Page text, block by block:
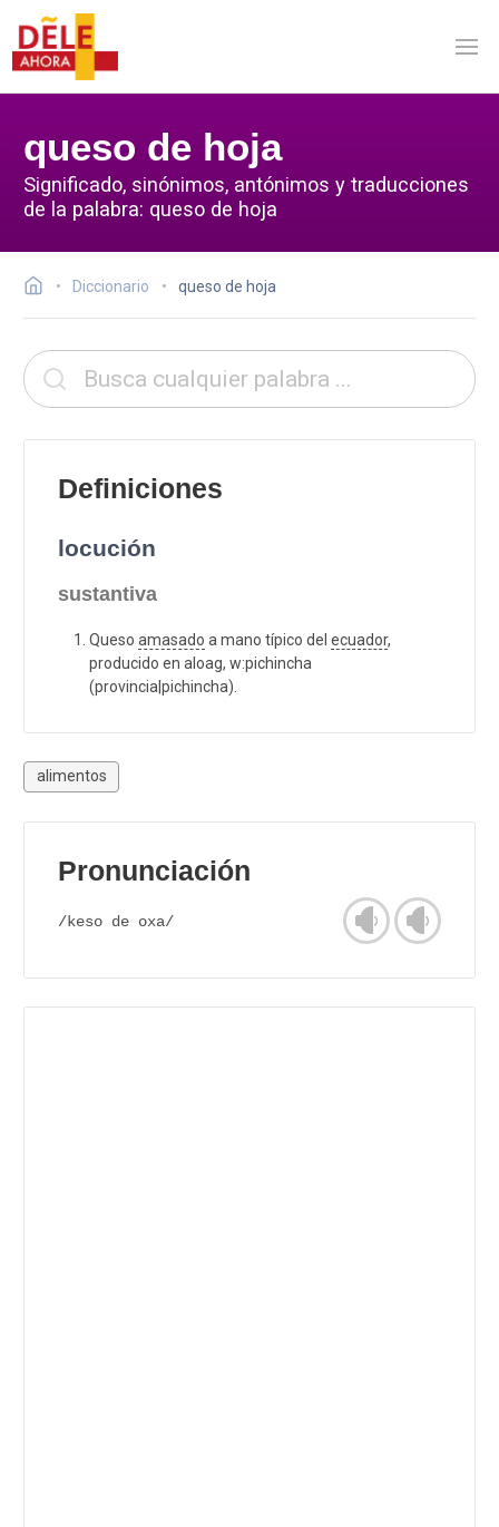
queso de hoja
Significado, sinónimos, antónimos y traducciones
de la palabra: queso de hoja
Diccionario queso de hoja
Definiciones
locución
sustantiva
Queso amasado a mano típico del ecuador,
producido en aloag, w:pichincha
(provincia|pichincha).
alimentos
Pronunciación
/keso de oxa/